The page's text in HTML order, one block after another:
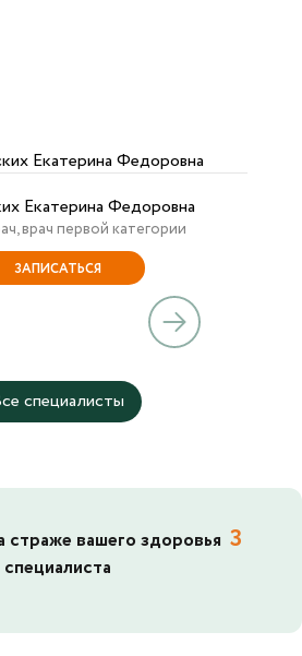
Екатерина Федоровна
врач первой категории
ЗАПИСАТЬСЯ
специалисты
страже вашего здоровья 3
специалиста